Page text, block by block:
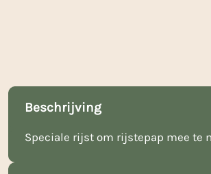
Beschrijving
Speciale rijst om rijstepap mee te